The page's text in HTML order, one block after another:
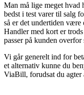
Man må lige meget hvad
bedst i test varer til salg
så er det undertiden
Handler med kort er
passer på kunden
Vi går generelt ind for
et alternativ kunne du
ViaBill, forudsat du agter